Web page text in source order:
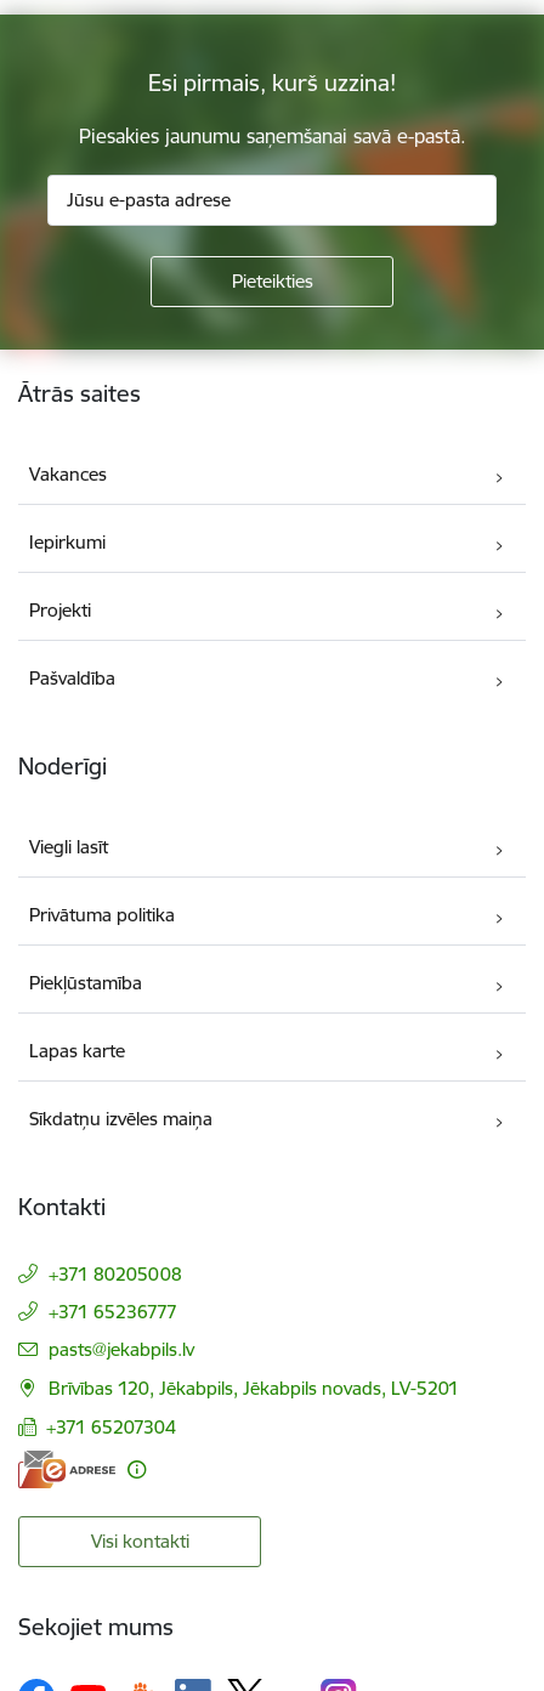
Esi pirmais, kurš uzzina!
Piesakies jaunumu saņemšanai savā e-pastā.
Kājene
Ātrās saites
Vakances
Iepirkumi
Projekti
Pašvaldība
Noderīgi
Viegli lasīt
Privātuma politika
Piekļūstamība
Lapas karte
Sīkdatņu izvēles maiņa
Kontakti
+371 80205008
+371 65236777
E-pasts:
pasts@jekabpils.lv
Brīvības 120, Jēkabpils, Jēkabpils novads, LV-5201
+371 65207304
Visi kontakti
Sekojiet mums